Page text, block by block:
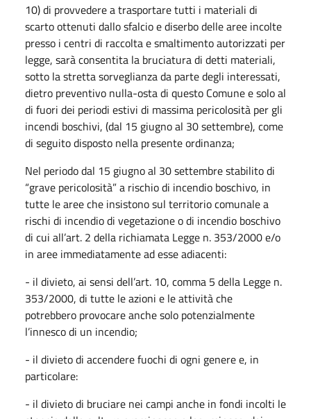
10) di provvedere a trasportare tutti i materiali di
scarto ottenuti dallo sfalcio e diserbo delle aree incolte
presso i centri di raccolta e smaltimento autorizzati per
legge, sarà consentita la bruciatura di detti materiali,
sotto la stretta sorveglianza da parte degli interessati,
dietro preventivo nulla-osta di questo Comune e solo al
di fuori dei periodi estivi di massima pericolosità per gli
incendi boschivi, (dal 15 giugno al 30 settembre), come
di seguito disposto nella presente ordinanza;
Nel periodo dal 15 giugno al 30 settembre stabilito di
“grave pericolosità” a rischio di incendio boschivo, in
tutte le aree che insistono sul territorio comunale a
rischi di incendio di vegetazione o di incendio boschivo
di cui all’art. 2 della richiamata Legge n. 353/2000 e/o
in aree immediatamente ad esse adiacenti:
- il divieto, ai sensi dell’art. 10, comma 5 della Legge n.
353/2000, di tutte le azioni e le attività che
potrebbero provocare anche solo potenzialmente
l’innesco di un incendio;
- il divieto di accendere fuochi di ogni genere e, in
particolare:
- il divieto di bruciare nei campi anche in fondi incolti le